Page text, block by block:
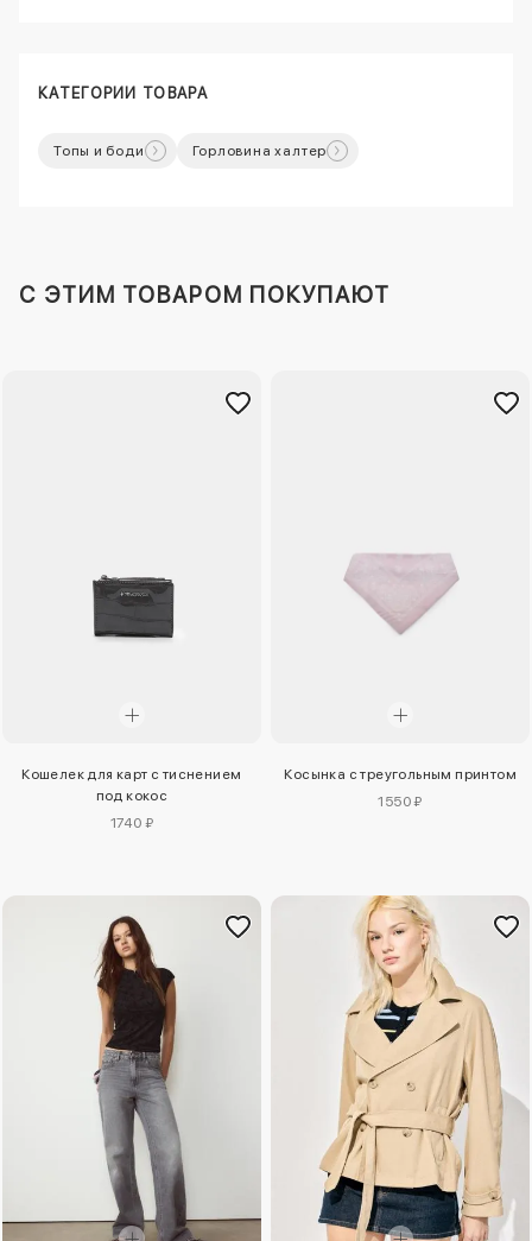
КАТЕГОРИИ ТОВАРА
Топы и боди Горловина халтер
C ЭТИМ ТОВАРОМ ПОКУПАЮТ
Кошелек для карт с тиснением
под кокос
1740 ₽
Косынка с треугольным принтом
1550 ₽